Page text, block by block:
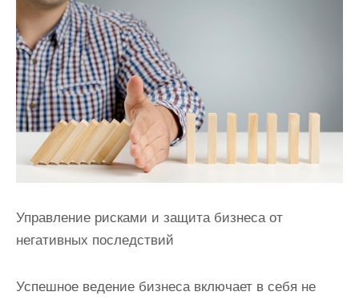
Управление рисками и защита бизнеса от
негативных последствий
Успешное ведение бизнеса включает в себя не